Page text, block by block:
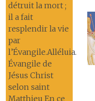
détruit la mort ;
il a fait
resplendir la vie
par
l’Évangile.Alléluia.
Évangile de
Jésus Christ
selon saint
Matthieu En ce